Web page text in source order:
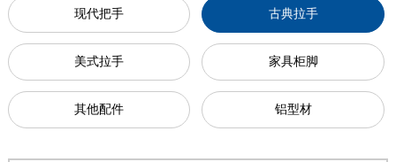
现代把手 古典拉手
美式拉手 家具柜脚
其他配件 铝型材